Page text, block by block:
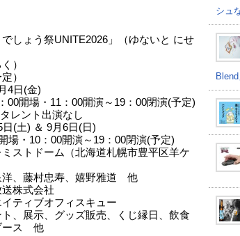
しょう祭UNITE2026」（ゆないと にせ
）
(金)
00開演～19：00閉演(予定)
演なし
) ＆ 9月6日(日)
：00開演～19：00閉演(予定)
ストドーム（北海道札幌市豊平区羊ケ
洋、藤村忠寿、嬉野雅道 他
株式会社
ティブオフィスキュー
、展示、グッズ販売、くじ縁日、飲食
ス 他
シュ